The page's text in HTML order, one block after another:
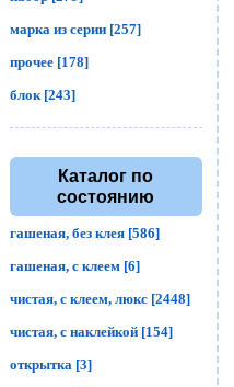
марка из серии [257]
прочее [178]
блок [243]
Каталог по
состоянию
гашеная, без клея [586]
гашеная, с клеем [6]
чистая, с клеем, люкс [2448]
чистая, с наклейкой [154]
открытка [3]